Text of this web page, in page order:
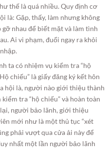
thế là quá nhiều. Quy định cơ
là: Gặp, thấy, làm nhưng không
gỡ nhau để biết mặt và làm tình
Ai vi phạm, đuổi ngay ra khỏi
ta có nhiệm vụ kiểm tra “hộ
chiếu” là giấy đăng ký kết hôn
hội là, người nào giới thiệu thành
tra “hộ chiếu” và hoàn toàn
người bảo lãnh, giới thiệu
mới như là một thủ tục “xét
phải vượt qua cửa ải này để
nhất một lần người bảo lãnh